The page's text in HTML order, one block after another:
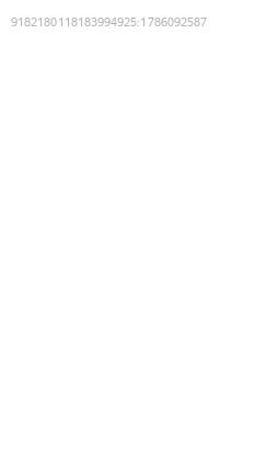
9182180118183994925:1786092587